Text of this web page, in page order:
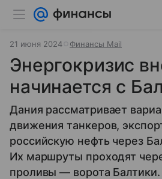
21 июня 2024 Финансы Mail
Энергокризис
начинается с
Дания рассматривает
движения танкеров,
российскую нефть через
Их маршруты проходят
проливы — ворота